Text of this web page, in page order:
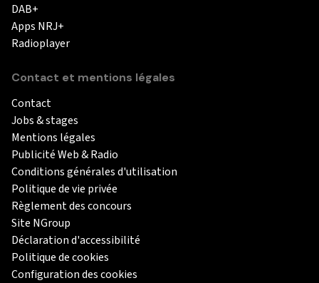
DAB+
Apps NRJ+
Radioplayer
Contact et mentions légales
Contact
Jobs & stages
Mentions légales
Publicité Web & Radio
Conditions générales d'utilisation
Politique de vie privée
Règlement des concours
Site NGroup
Déclaration d'accessibilité
Politique de cookies
Configuration des cookies